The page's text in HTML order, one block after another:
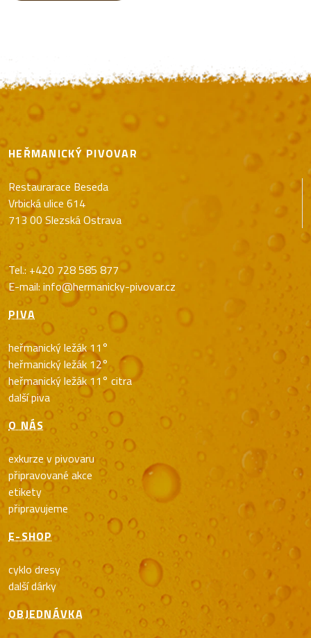
HEŘMANICKÝ PIVOVAR
Restaurarace Beseda
Vrbická ulice 614
713 00 Slezská Ostrava
Tel.: +420 728 585 877
E-mail: info@hermanicky-pivovar.cz
PIVA
heřmanický ležák 11°
heřmanický ležák 12°
heřmanický ležák 11° citra
další piva
O NÁS
exkurze v pivovaru
připravované akce
etikety
připravujeme
E-SHOP
cyklo dresy
další dárky
OBJEDNÁVKA